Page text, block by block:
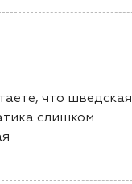
что шведская
слишком